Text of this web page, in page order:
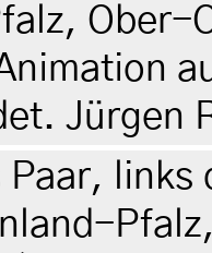
Ober-
Jürgen
Paar,